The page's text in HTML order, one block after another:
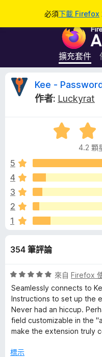
必須下載 Firefox
擴充套件
K
-
P
a
s
w
o
r
Kee -
作者: Luckyrat
評
價
.
分
滿
5
4.2 顆
5
4
3
2
1
354 筆評論
評
價
5
分
，
滿
5
來自 Firefox
Seamlessly connects to
Instructions to set up the
Never had an hiccup.
field customizable in the
make the extension truly
標示